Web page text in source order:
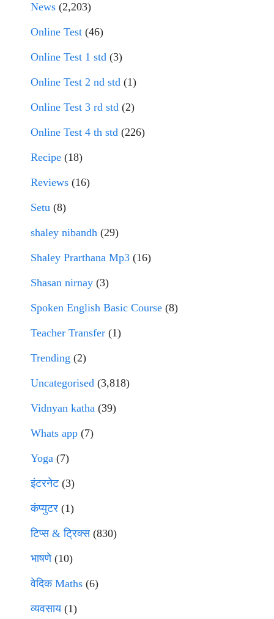
News (2,203)
Online Test (46)
Online Test 1 std (3)
Online Test 2 nd std (1)
Online Test 3 rd std (2)
Online Test 4 th std (226)
Recipe (18)
Reviews (16)
Setu (8)
shaley nibandh (29)
Shaley Prarthana Mp3 (16)
Shasan nirnay (3)
Spoken English Basic Course (8)
Teacher Transfer (1)
Trending (2)
Uncategorised (3,818)
Vidnyan katha (39)
Whats app (7)
Yoga (7)
इंटरनेट(3)
कंप्युटर (1)
टिप्स & ट्रिक्स(830)
भाषणे(10)
वेदिक Maths (6)
व्यवसाय(1)